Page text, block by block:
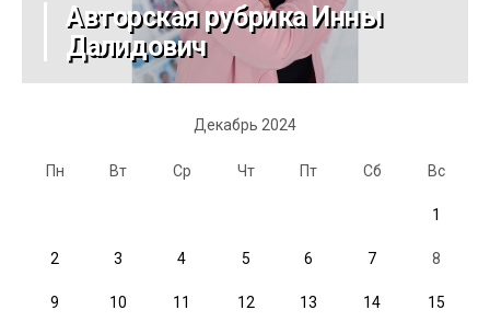
Авторская рубрика Инны
Далидович
Декабрь 2024
Пн Вт Ср Чт Пт Сб Вс
1
2 3 4 5 6 7 8
9 10 11 12 13 14 15